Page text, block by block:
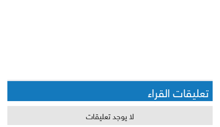
تعليقات القراء
لا يوجد تعليقات